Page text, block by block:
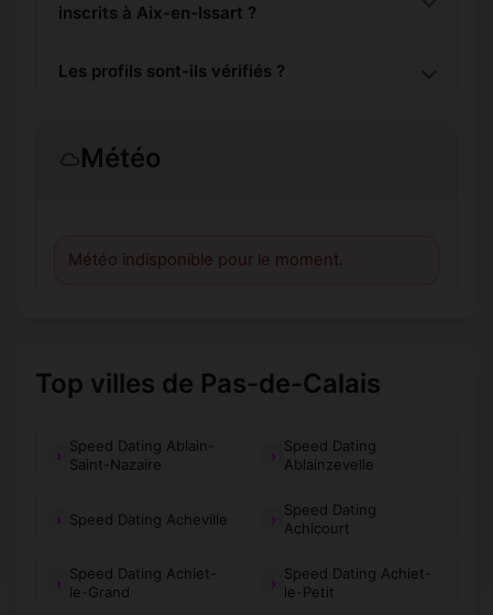
inscrits à Aix-en-Issart ?
Les profils sont-ils vérifiés ?
Météo
Météo indisponible pour le moment.
Top villes de Pas-de-Calais
Speed Dating Ablain-
Saint-Nazaire
Speed Dating
Ablainzevelle
Speed Dating Acheville
Speed Dating
Achicourt
Speed Dating Achiet-
le-Grand
Speed Dating Achiet-
le-Petit